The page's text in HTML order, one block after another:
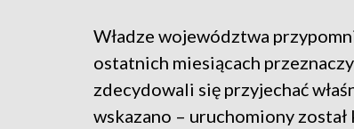
Władze województwa
ostatnich miesiącach
zdecydowali się przyjechać
wskazano – uruchomiony